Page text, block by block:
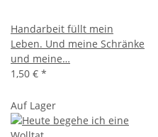
Handarbeit füllt mein
Leben. Und meine Schränke
und meine…
1,50 € *
Auf Lager